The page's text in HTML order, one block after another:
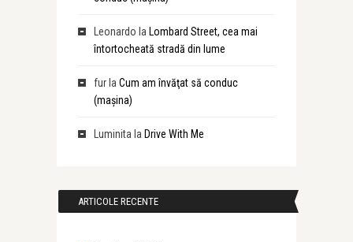
Leonardo la Lombard Street, cea mai
întortocheată stradă din lume
furla Cum am învăţat să conduc
(maşina)
Luminita la Drive With Me
ARTICOLE RECENTE